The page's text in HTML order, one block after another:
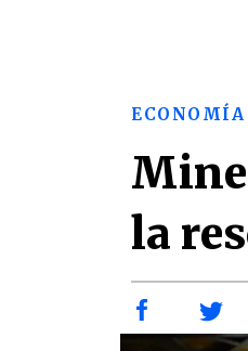
ECONOMÍA
la